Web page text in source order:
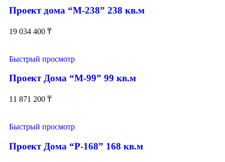
Проект дома “М-238” 238 кв.м
19 034 400 ₸
Быстрый просмотр
Проект Дома “М-99” 99 кв.м
11 871 200 ₸
Быстрый просмотр
Проект Дома “Р-168” 168 кв.м